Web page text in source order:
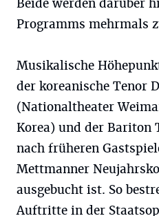
Beide werden darüber
Programms mehrmals
Musikalische
der koreanische Tenor
(Nationaltheater
Korea) und der Bariton
nach früheren
Mettmanner
ausgebucht ist. So
Auftritte in der